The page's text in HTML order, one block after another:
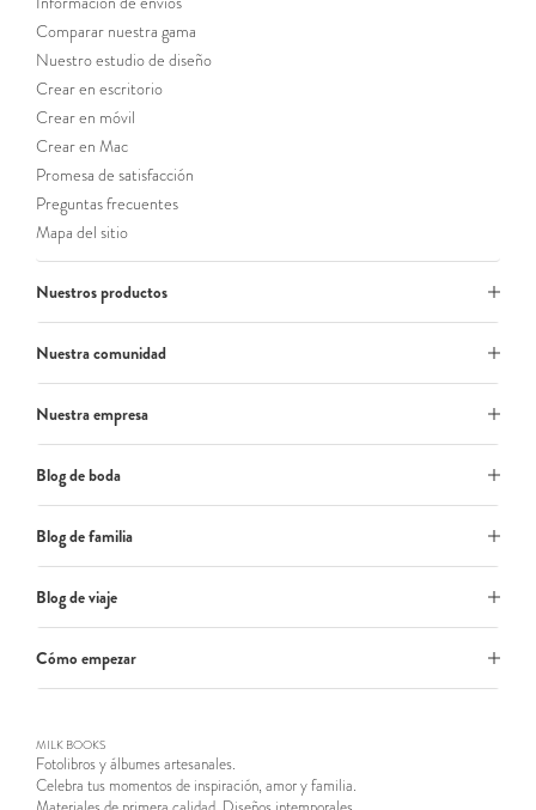
Comparar nuestra gama
Nuestro estudio de diseño
Crear en escritorio
Crear en móvil
Crear en Mac
Promesa de satisfacción
Preguntas frecuentes
Mapa del sitio
Nuestros productos
Nuestra comunidad
Nuestra empresa
Blog de boda
Blog de familia
Blog de viaje
Cómo empezar
MILK BOOKS
Fotolibros y álbumes artesanales.
Celebra tus momentos de inspiración, amor y familia.